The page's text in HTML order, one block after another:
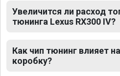
Увеличится ли расход
тюнинга Lexus RX300 IV?
Как чип тюнинг влияет
коробку?